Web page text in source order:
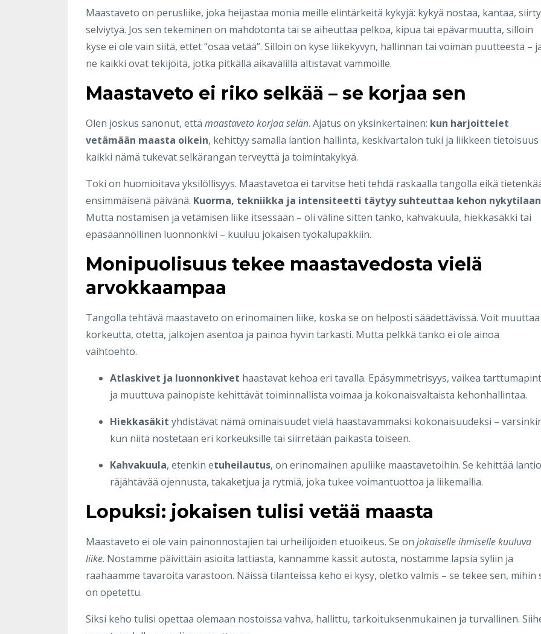
Maastaveto on perusliike, joka heijastaa monia meille elintärkeitä kykyjä: kykyä nostaa, kantaa,
selviytyä. Jos sen tekeminen on mahdotonta tai se aiheuttaa pelkoa, kipua tai epävarmuutta, silloin
kyse ei ole vain siitä, ettet “osaa vetää”. Silloin on kyse liikekyvyn, hallinnan tai voiman puutteesta –
ne kaikki ovat tekijöitä, jotka pitkällä aikavälillä altistavat vammoille.
Maastaveto ei riko selkää – se korjaa sen
Olen joskus sanonut, että maastaveto korjaa selän. Ajatus on yksinkertainen: kun harjoittelet
vetämään maasta oikein, kehittyy samalla lantion hallinta, keskivartalon tuki ja liikkeen tietoisuus
kaikki nämä tukevat selkärangan terveyttä ja toimintakykyä.
Toki on huomioitava yksilöllisyys. Maastavetoa ei tarvitse heti tehdä raskaalla tangolla eikä
ensimmäisenä päivänä. Kuorma, tekniikka ja intensiteetti täytyy suhteuttaa kehon
Mutta nostamisen ja vetämisen liike itsessään – oli väline sitten tanko, kahvakuula, hiekkasäkki tai
epäsäännöllinen luonnonkivi – kuuluu jokaisen työkalupakkiin.
Monipuolisuus tekee maastavedosta vielä
arvokkaampaa
Tangolla tehtävä maastaveto on erinomainen liike, koska se on helposti säädettävissä. Voit muuttaa
korkeutta, otetta, jalkojen asentoa ja painoa hyvin tarkasti. Mutta pelkkä tanko ei ole ainoa
vaihtoehto.
Atlaskivet ja luonnonkivet haastavat kehoa eri tavalla. Epäsymmetrisyys, vaikea
ja muuttuva painopiste kehittävät toiminnallista voimaa ja kokonaisvaltaista kehonhallintaa.
Hiekkasäkit yhdistävät nämä ominaisuudet vielä haastavammaksi kokonaisuudeksi –
kun niitä nostetaan eri korkeuksille tai siirretään paikasta toiseen.
Kahvakuula, etenkin etuheilautus, on erinomainen apuliike maastavetoihin. Se kehittää
räjähtävää ojennusta, takaketjua ja rytmiä, joka tukee voimantuottoa ja liikemallia.
Lopuksi: jokaisen tulisi vetää maasta
Maastaveto ei ole vain painonnostajien tai urheilijoiden etuoikeus. Se on jokaiselle ihmiselle kuuluva
liike. Nostamme päivittäin asioita lattiasta, kannamme kassit autosta, nostamme lapsia syliin ja
raahaamme tavaroita varastoon. Näissä tilanteissa keho ei kysy, oletko valmis – se tekee sen, mihin
on opetettu.
Siksi keho tulisi opettaa olemaan nostoissa vahva, hallittu, tarkoituksenmukainen ja turvallinen.